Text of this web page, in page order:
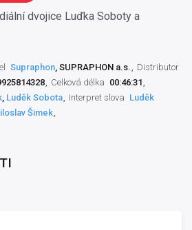
dvojice Luďka Soboty a
Supraphon, SUPRAPHON a.s.
Distributor
Celková délka 00:46:31
, Luděk Sobota Interpret slova Luděk
Šimek